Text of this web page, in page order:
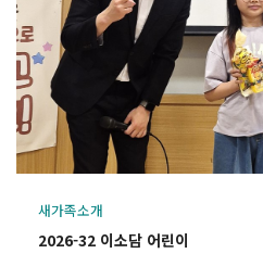
새가족소개
2026-32 이소담 어린이